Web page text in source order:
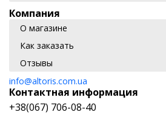
Компания
О магазине
Как заказать
Отзывы
info@altoris.com.ua
Контактная информация
+38(067) 706-08-40